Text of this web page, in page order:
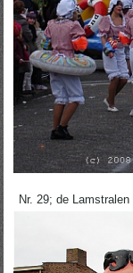
Nr. 29; de Lamstralen